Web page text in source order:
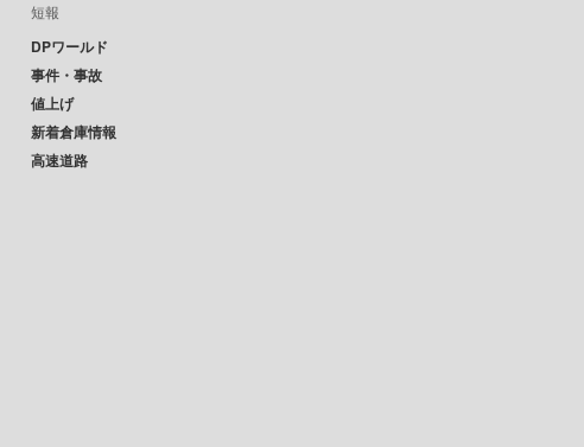
短報
DPワールド
事件・事故
値上げ
新着倉庫情報
高速道路